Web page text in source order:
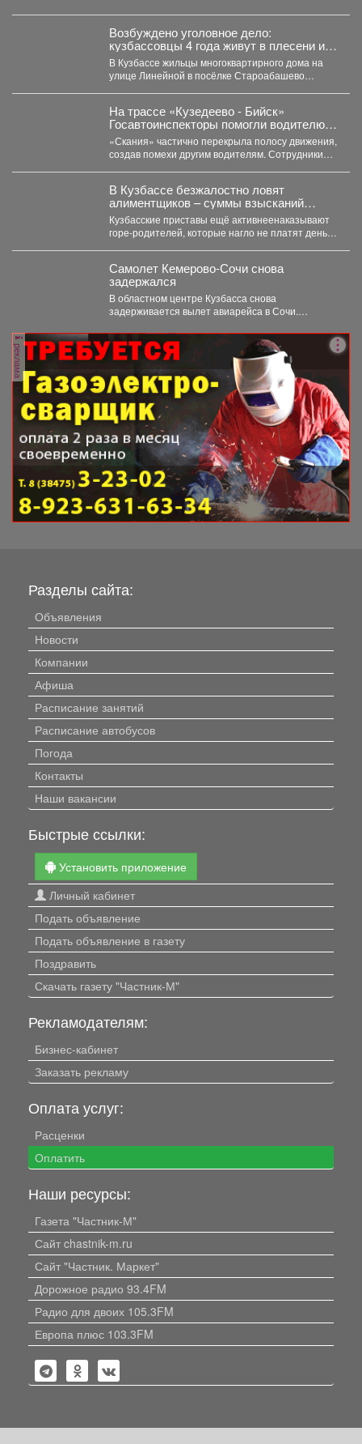
Возбуждено уголовное дело:
кузбассовцы 4 года живут в плесени и
ждут помощи
В Кузбассе жильцы многоквартирного дома на
улице Линейной в посёлке Староабашево
На трассе «Кузедеево - Бийск»
Госавтоинспекторы помогли водителю
застрявшего в кювете грузовика.
«Скания» частично перекрыла полосу движения,
создав помехи другим водителям. Сотрудники
В Кузбассе безжалостно ловят
алиментщиков – суммы взысканий
невероятно растут
Кузбасские приставы ещё активнеенаказывают
горе-родителей, которые нагло не платят деньги
Самолет Кемерово-Сочи снова
задержался
В областном центре Кузбасса снова
задерживается вылет авиарейса в Сочи.
реклама
Разделы сайта:
Объявления
Новости
Компании
Афиша
Расписание занятий
Расписание автобусов
Погода
Контакты
Наши вакансии
Быстрые ссылки:
Установить приложение
Личный кабинет
Подать объявление
Подать объявление в газету
Поздравить
Скачать газету "Частник-М"
Рекламодателям:
Бизнес-кабинет
Заказать рекламу
Оплата услуг:
Расценки
Оплатить
Наши ресурсы:
Газета "Частник-М"
Сайт chastnik-m.ru
Сайт "Частник. Маркет"
Дорожное радио 93.4FM
Радио для двоих 105.3FM
Европа плюс 103.3FM